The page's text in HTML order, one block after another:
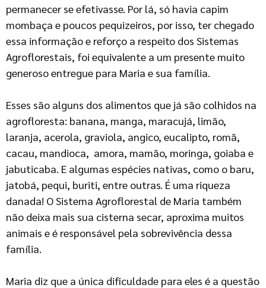
permanecer se efetivasse. Por lá, só havia capim
mombaça e poucos pequizeiros, por isso, ter chegado
essa informação e reforço a respeito dos Sistemas
Agroflorestais, foi equivalente a um presente muito
generoso entregue para Maria e sua família.
Esses são alguns dos alimentos que já são colhidos na
agrofloresta: banana, manga, maracujá, limão,
laranja, acerola, graviola, angico, eucalipto, romã,
cacau, mandioca, amora, mamão, moringa, goiaba e
jabuticaba. E algumas espécies nativas, como o baru,
jatobá, pequi, buriti, entre outras. É uma riqueza
danada! O Sistema Agroflorestal de Maria também
não deixa mais sua cisterna secar, aproxima muitos
animais e é responsável pela sobrevivência dessa
família.
Maria diz que a única dificuldade para eles é a questão